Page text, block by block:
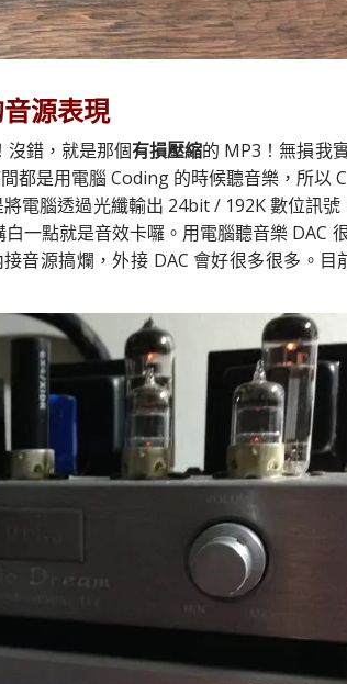
源表現
沒錯，就是那個有損壓縮的 MP3！無損我
都是用電腦 Coding 的時候聽音樂，所以
電腦透過光纖輸出 24bit / 192K 數位訊號
一點就是音效卡囉。用電腦聽音樂 DAC
音源搞爛，外接 DAC 會好很多很多。目